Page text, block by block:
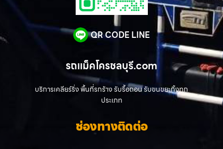
QR CODE LINE
รถแม็คโครชลบุรี.com
บริการเคลียร์ริ่ง พื้นที่รกร้าง รับรื้อถอน รับขนขยะทิ้งทุก
ประเภท
ช่องทางติดต่อ